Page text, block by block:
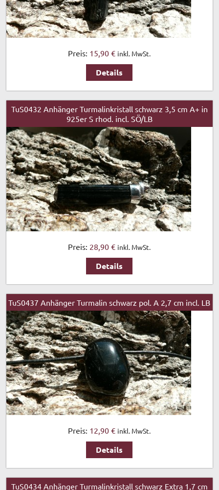
Preis: 15,90 € inkl. MwSt.
Details
TuS0432 Anhänger Turmalinkristall schwarz 3,5 cm A+ in
925er S rhod. incl. SÖ/LB
Preis: 28,90 € inkl. MwSt.
Details
TuS0437 Anhänger Turmalin schwarz pol. A 2,7 cm incl. LB
Preis: 12,90 € inkl. MwSt.
Details
TuS0434 Anhänger Turmalinkristall schwarz Extra 1,7 cm